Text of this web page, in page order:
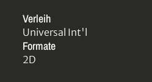
Verleih
Universal Int'l
Formate
2D